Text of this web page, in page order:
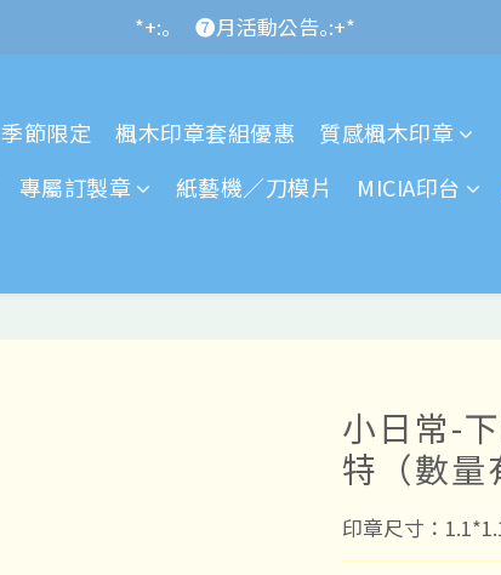
*+:｡\new / !🌌 官網消費滿千折百~RUN~:+*
*+:｡     ❼月活動公告｡:+*
季節限定 楓木印章套組優惠
質感楓木印章
專屬訂製章 紙藝機／刀模片 MICIA印台
小日常-
特（數量
印章尺寸：